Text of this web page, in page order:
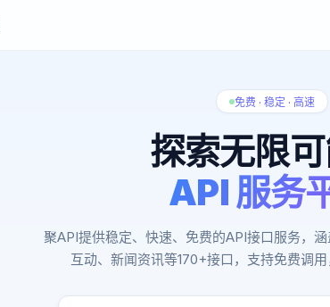
免费 · 稳定 · 高速
探索无限
API 服务
聚API提供稳定、快速、免费的API接口服务，
互动、新闻资讯等170+接口，支持免费调用